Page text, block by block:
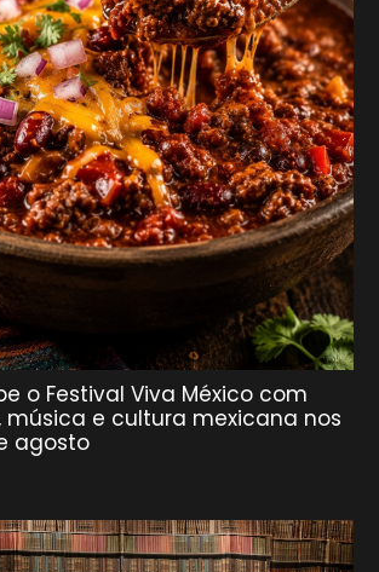
o Festival Viva México com
música e cultura mexicana nos
agosto